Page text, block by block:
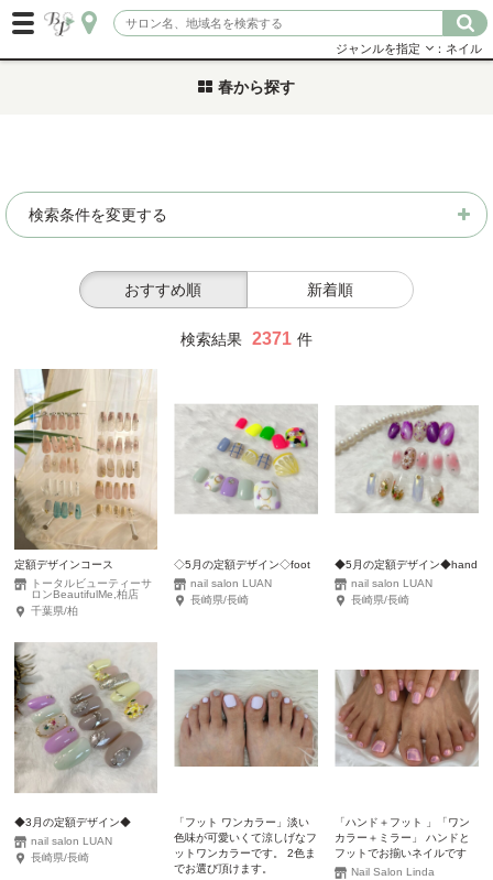
ジャンルを指定 ：ネイル
春から探す
検索条件を変更する
おすすめ順 新着順
検索結果 2371 件
定額デザインコース
トータルビューティーサ
ロンBeautifulMe,柏店
千葉県/柏
◇5月の定額デザイン◇foot
nail salon LUAN
長崎県/長崎
◆5月の定額デザイン◆hand
nail salon LUAN
長崎県/長崎
◆3月の定額デザイン◆
nail salon LUAN
長崎県/長崎
「フット ワンカラー」淡い
色味が可愛いくて涼しげなフ
ットワンカラーです。 2色ま
でお選び頂けます。
「ハンド＋フット 」「ワン
カラー＋ミラー」 ハンドと
フットでお揃いネイルです
Nail Salon Linda